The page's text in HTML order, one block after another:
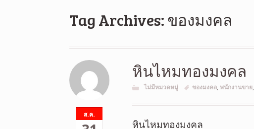
Tag Archives: ของมงคล
ส.ค.
หินไหมทองมงคล
ไม่มีหมวดหมู่ ของมงคล,พนักงานขาย,
หินไหมทองมงคล